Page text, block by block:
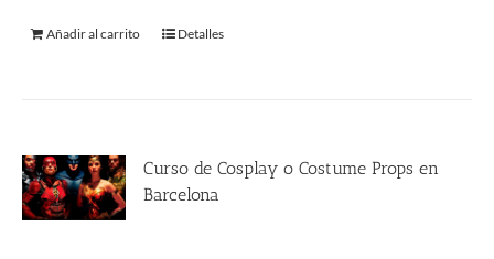
Añadir al carrito Detalles
Curso de Cosplay o Costume Props en
Barcelona